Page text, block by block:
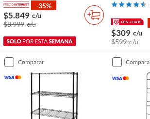
-35%
$5.849 c/u
$8.999 c/u
$309 c/u
$599 c/u
comparar